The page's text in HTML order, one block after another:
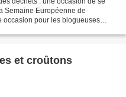
Semaine Européenne de
occasion pour les blogueuses
et croûtons